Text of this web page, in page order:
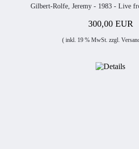
Gilbert-Rolfe, Jeremy - 1983 - Live
300,00 EUR
( inkl. 19 % MwSt. zzgl.